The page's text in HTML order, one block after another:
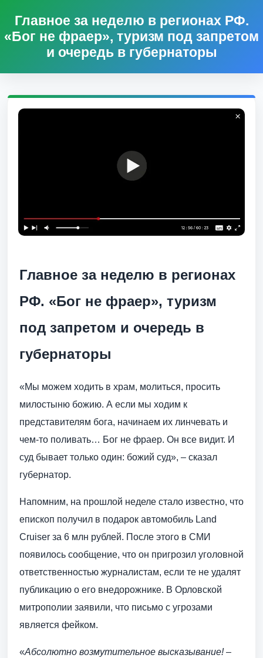
Главное за неделю в регионах РФ.
«Бог не фраер», туризм под запретом
и очередь в губернаторы
Главное за неделю в регионах
РФ. «Бог не фраер», туризм
под запретом и очередь в
губернаторы
«Мы можем ходить в храм, молиться, просить
милостыню божию. А если мы ходим к
представителям бога, начинаем их линчевать и
чем-то поливать… Бог не фраер. Он все видит. И
суд бывает только один: божий суд», – сказал
губернатор.
Напомним, на прошлой неделе стало известно, что
епископ получил в подарок автомобиль Land
Cruiser за 6 млн рублей. После этого в СМИ
появилось сообщение, что он пригрозил уголовной
ответственностью журналистам, если те не удалят
публикацию о его внедорожнике. В Орловской
митрополии заявили, что письмо с угрозами
является фейком.
«Абсолютно возмутительное высказывание!–